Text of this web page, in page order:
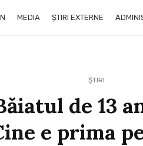
MEDIA ȘTIRI EXTERNE
ȘTIRI
de 13
e prima